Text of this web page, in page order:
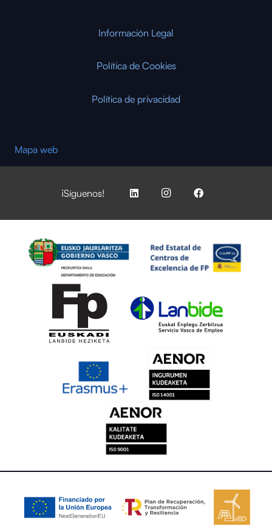
Información Legal
Política de Cookies
Política de privacidad
Mapa web
¡Síguenos!